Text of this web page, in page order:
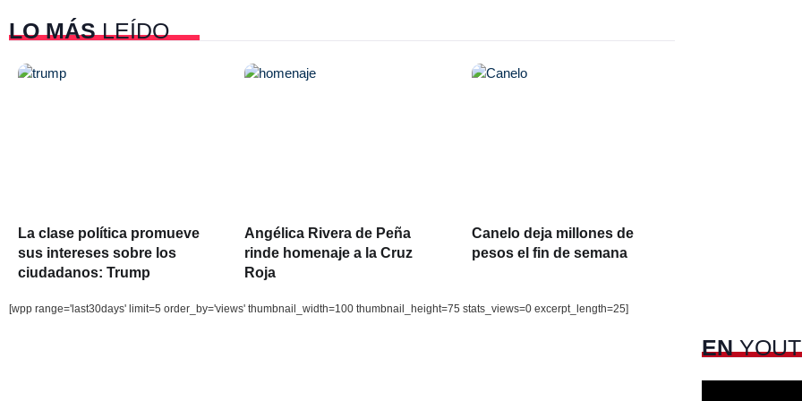
LO MÁSLEÍDO
La clase política promueve
sus intereses sobre los
ciudadanos: Trump
Angélica Rivera de Peña
rinde homenaje a la Cruz
Roja
Canelo deja millones de
pesos el fin de semana
[wpp range='last30days' limit=5 order_by='views' thumbnail_width=100 thumbnail_height=75 stats_views=0 excerpt_length=25]
EN